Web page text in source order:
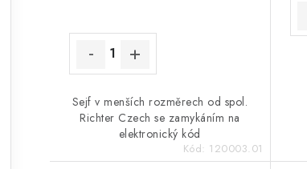
Sejf v menších rozměrech od spol.
Richter Czech se zamykáním na
elektronický kód
Kód: 120003.01